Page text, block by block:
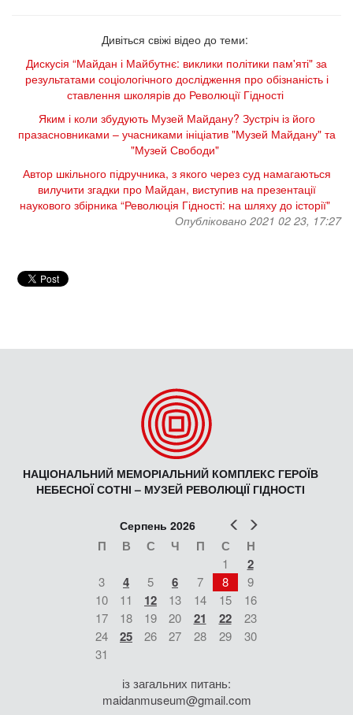
Дивіться свіжі відео до теми:
Дискусія “Майдан і Майбутнє: виклики політики пам'яті" за
результатами соціологічного дослідження про обізнаність і
ставлення школярів до Революції Гідності
Яким і коли збудують Музей Майдану? Зустріч із його
празасновниками – учасниками ініціатив "Музей Майдану" та
"Музей Свободи"
Автор шкільного підручника, з якого через суд намагаються
вилучити згадки про Майдан, виступив на презентації
наукового збірника “Революція Гідності: на шляху до історії"
Опубліковано 2021 02 23, 17:27
НАЦІОНАЛЬНИЙ МЕМОРІАЛЬНИЙ КОМПЛЕКС ГЕРОЇВ
НЕБЕСНОЇ СОТНІ – МУЗЕЙ РЕВОЛЮЦІЇ ГІДНОСТІ
Попер
Серпень 2026
П В С Ч П С Н
1 2
3 4 5 6 7 8
9
10
11 12 13 14 15
16
17
18 19 20 21 22
23
24
25 26 27 28 29
30
31
із загальних питань:
maidanmuseum@gmail.com